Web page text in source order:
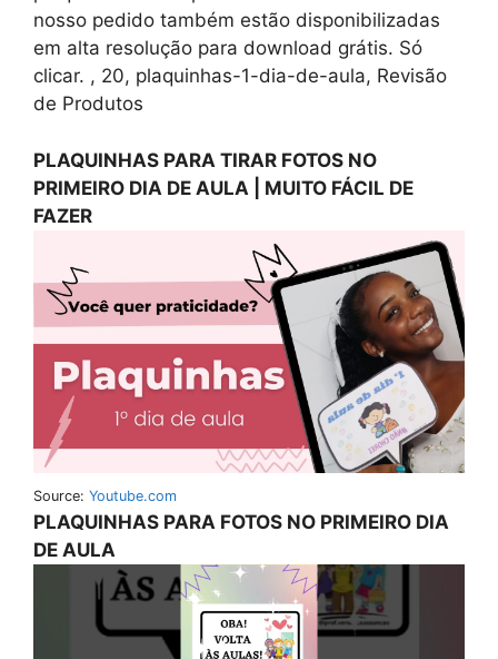
nosso pedido também estão disponibilizadas
em alta resolução para download grátis. Só
clicar. , 20, plaquinhas-1-dia-de-aula, Revisão
de Produtos
PLAQUINHAS PARA TIRAR FOTOS NO
PRIMEIRO DIA DE AULA | MUITO FÁCIL DE
FAZER
Source: Youtube.com
PLAQUINHAS PARA FOTOS NO PRIMEIRO DIA
DE AULA